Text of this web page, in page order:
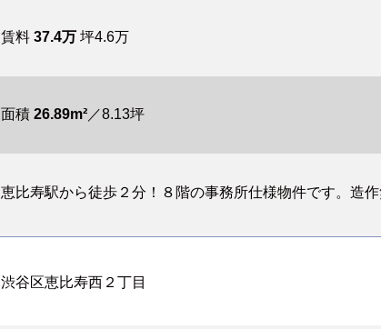
賃料 37.4万坪4.6万
面積 26.89m²／8.13坪
恵比寿駅から徒歩２分！８階の事務所仕様物件です。造
渋谷区恵比寿西２丁目